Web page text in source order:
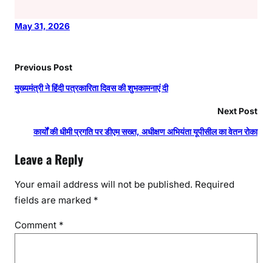
May 31, 2026
Previous Post
मुख्यमंत्री ने हिंदी पत्रकारिता दिवस की शुभकामनाएं दी
Next Post
कार्यों की धीमी प्रगति पर डीएम सख्त, अधीक्षण अभियंता यूपीसील का वेतन रोका
Leave a Reply
Your email address will not be published. Required
fields are marked *
Comment *